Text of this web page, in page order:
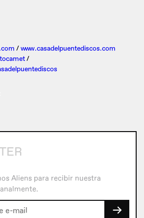
/www.casadelpuentediscos.com
/
Aliens para recibir nuestra
→